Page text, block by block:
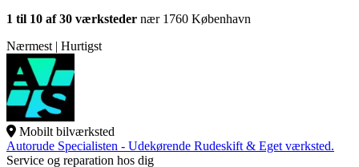
1 til 10 af 30 værksteder nær 1760 København
Nærmest | Hurtigst
Mobilt bilværksted
Autorude Specialisten - Udekørende Rudeskift & Eget værksted.
Service og reparation hos dig